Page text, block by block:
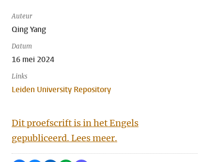
Auteur
Qing Yang
Datum
16 mei 2024
Links
Leiden University Repository
Dit proefscrift is in het Engels
gepubliceerd. Lees meer.